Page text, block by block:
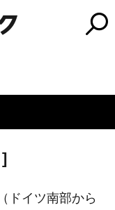
]
（ドイツ南部から